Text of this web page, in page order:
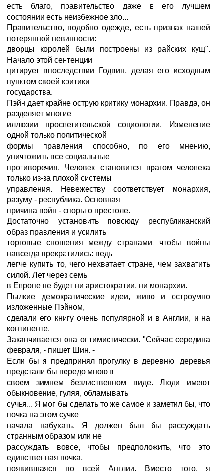
есть благо, правительство даже в его лучшем
состоянии есть неизбежное зло...
Правительство, подобно одежде, есть признак нашей
потерянной невинности:
дворцы королей были построены из райских кущ".
Начало этой сентенции
цитирует впоследствии Годвин, делая его исходным
пунктом своей критики
государства.
Пэйн дает крайне острую критику монархии. Правда, он
разделяет многие
иллюзии просветительской социологии. Изменение
одной только политической
формы правления способно, по его мнению,
уничтожить все социальные
противоречия. Человек становится врагом человека
только из-за плохой системы
управления. Невежеству соответствует монархия,
разуму - республика. Основная
причина войн - споры о престоле.
Достаточно установить повсюду республиканский
образ правления и усилить
торговые сношения между странами, чтобы войны
навсегда прекратились: ведь
легче купить то, чего нехватает стране, чем захватить
силой. Лет через семь
в Европе не будет ни аристократии, ни монархии.
Пылкие демократические идеи, живо и остроумно
изложенные Пэйном,
сделали его книгу очень популярной и в Англии, и на
континенте.
Заканчивается она оптимистически. "Сейчас середина
февраля, - пишет Шин. -
Если бы я предпринял прогулку в деревню, деревья
предстали бы передо мною в
своем зимнем безлиственном виде. Люди имеют
обыкновение, гуляя, обламывать
сучья... Я мог бы сделать то же самое и заметил бы, что
почка на этом сучке
начала набухать. Я должен был бы рассуждать
странным образом или не
рассуждать вовсе, чтобы предположить, что это
единственная почка,
появившаяся по всей Англии. Вместо того, я